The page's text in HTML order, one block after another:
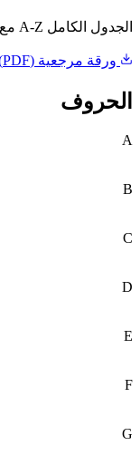
الجدول الكامل A-Z مع الأرقام وعلامات الترقيم
ورقة مرجعية (PDF)
الحروف
A
B
C
D
E
F
G